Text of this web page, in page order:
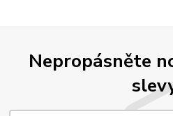
Nepropásněte